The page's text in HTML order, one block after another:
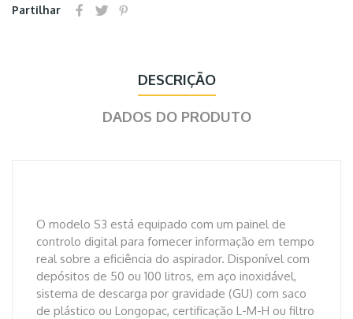
Partilhar
DESCRIÇÃO
DADOS DO PRODUTO
O modelo S3 está equipado com um painel de
controlo digital para fornecer informação em tempo
real sobre a eficiência do aspirador. Disponível com
depósitos de 50 ou 100 litros, em aço inoxidável,
sistema de descarga por gravidade (GU) com saco
de plástico ou Longopac, certificação L-M-H ou filtro